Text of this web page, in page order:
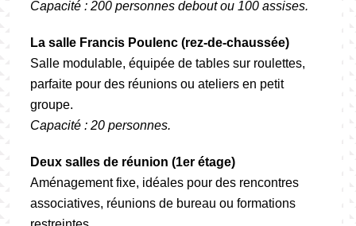
Capacité : 200 personnes debout ou 100 assises.
La salle Francis Poulenc (rez-de-chaussée)
Salle modulable, équipée de tables sur roulettes,
parfaite pour des réunions ou ateliers en petit
groupe.
Capacité : 20 personnes.
Deux salles de réunion (1er étage)
Aménagement fixe, idéales pour des rencontres
associatives, réunions de bureau ou formations